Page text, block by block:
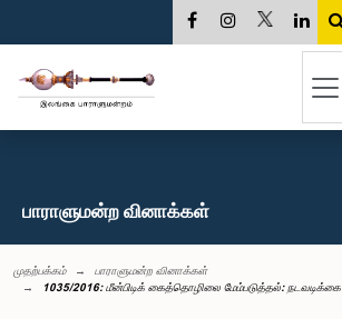
பாராளுமன்ற வினாக்கள்
முதற்பக்கம்
பாராளுமன்ற வினாக்கள்
1035/2016: மீன்பிடிக் கைத்தொழிலை மேம்படுத்தல்: நடவடிக்கை